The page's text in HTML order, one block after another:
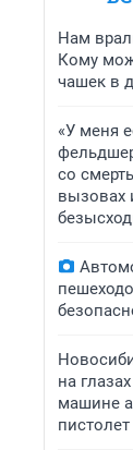
Нам
Кому
чашек в
«У меня
со
вызовах
на
машине
пистолет